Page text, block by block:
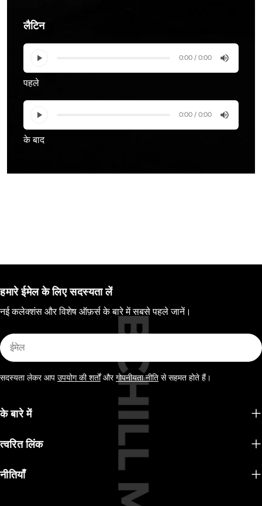
लैटिन
0:00 / 0:00
पहले
0:00 / 0:00
के बाद
हमारे ईमेल के लिए सदस्यता लें
नई कलेक्शंस और विशेष ऑफ़र्स के बारे में सबसे पहले जानें।
ईमेल
सदस्यता लेकर आप उपयोग की शर्तोंऔरगोपनीयता नीति से सहमत होते हैं।
के बारे में
त्वरित लिंक
नीतियाँ